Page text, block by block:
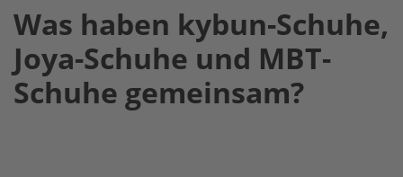
Was haben kybun-Schuhe,
Joya-Schuhe und MBT-
Schuhe gemeinsam?